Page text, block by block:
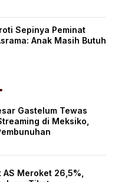
Sepinya Peminat
Anak Masih Butuh
Gastelum Tewas
di Meksiko,
Meroket 26,5%,